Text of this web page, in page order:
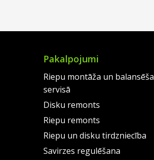
Pakalpojumi
Riepu montāža un
servisā
Disku remonts
Riepu remonts
Riepu un disku tirdzniecība
Savirzes regulēšana